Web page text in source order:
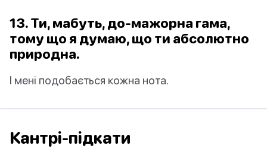
13. Ти, мабуть, до-мажорна гама,
тому що я думаю, що ти абсолютно
природна.
І мені подобається кожна нота.
Кантрі-підкати